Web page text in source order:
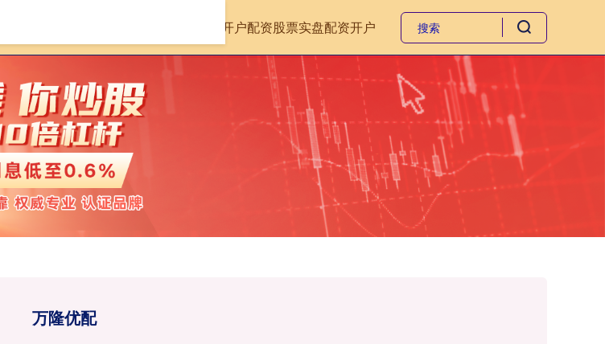
配资开户配资股票实盘配资开户
万隆优配